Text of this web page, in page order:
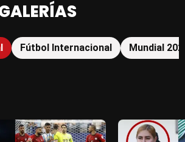
Fútbol Internacional Mundial